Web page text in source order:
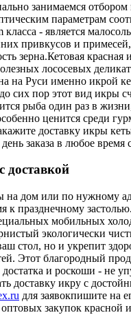
занимаемся отбором
параметрам
класса - является
привкусов и
зерна.Кетовая красная
лососевых
на Руси именно икрой
сих пор этот вид икры
рыба один раз в
ценится среди
доставку икры
заказа в любое время
доставкой
на дом или по нужному
к празднечному
мобильных
экологически
стол, но и укрепит
Этот благородный
и роскоши - не
доставку икру с
для заявокпишите на
закупок красной